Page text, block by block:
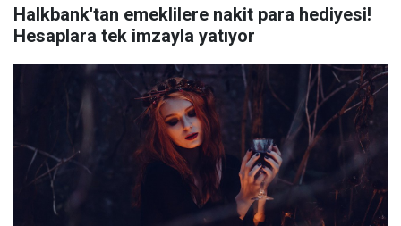
Halkbank'tan emeklilere nakit para hediyesi!
Hesaplara tek imzayla yatıyor